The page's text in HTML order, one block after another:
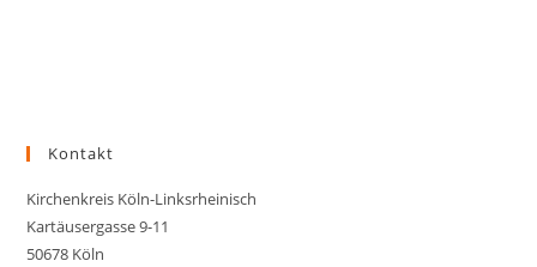
Kontakt
Kirchenkreis Köln-Linksrheinisch
Kartäusergasse 9-11
50678 Köln